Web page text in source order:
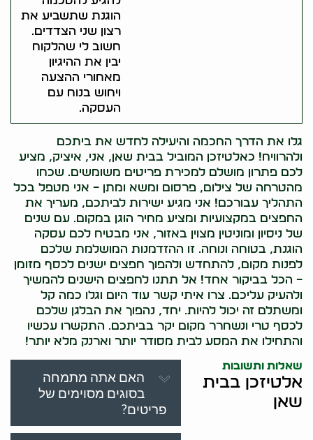
הוגנת שתשביע את
רצון שני הצדדים.
חשוב לי שהלקוח
יבין את ההיגיון
מאחורי ההצעה
ויחוש בנוח עם
העסקה.
גלו את הדרך החכמה והיעילה לחדש את ביתכם
ולהרוויח! כאלטיזכן המוביל בבית שאן, אני, איציק, מציע
לכם פתרון מושלם למכירת פריטים משומשים. שכחו
מהטרחה של צילום, פרסום ומשא ומתן – אני מטפל בכל
התהליך עבורכם! אני מגיע ישירות לביתכם, מעריך את
החפצים במקצועיות ומציע מחיר הוגן במקום. עם שנים
של ניסיון ומוניטין מצוין באזור, אני מבטיח לכם עסקה
הוגנת, בטוחה ונוחה. זו ההזדמנות המושלמת שלכם
לפנות מקום, להתחדש ולהפוך חפצים ישנים לכסף מזומן
– הכל בביקור אחד! אל תתנו לחפצים הישנים להמשיך
ולהעיק עליכם. צרו איתי קשר עוד היום וגלו כמה קל
ומשתלם זה יכול להיות. יחד, נהפוך את הבלגן שלכם
לכסף טרי ונשחרר מקום יקר בביתכם. התקשרו עכשיו
והתחילו את המסע לבית מסודר יותר וארנק מלא יותר!
שאלות ותשובות
אלטיזכן בבית
שאן
האם אתה מתמחה
בסוגים מסוימים של
פריטים?